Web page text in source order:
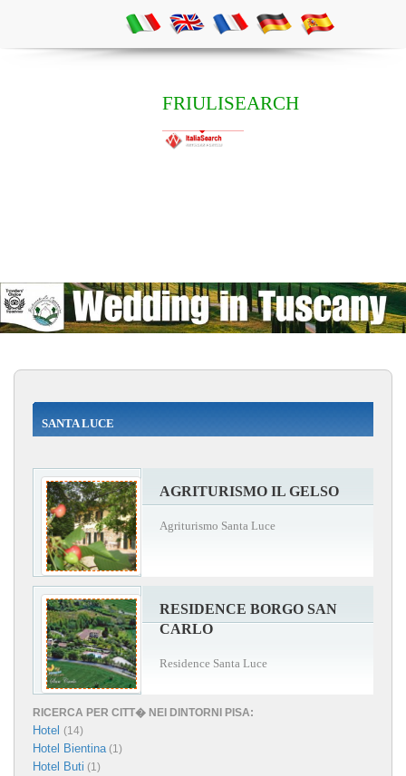
FRIULISEARCH
SANTA LUCE
AGRITURISMO IL GELSO
Agriturismo Santa Luce
RESIDENCE BORGO SAN
CARLO
Residence Santa Luce
RICERCA PER CITT� NEI DINTORNI PISA:
Hotel (14)
Hotel Bientina(1)
Hotel Buti (1)